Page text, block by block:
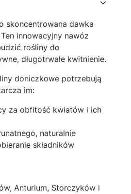
skoncentrowana dawka
innowacyjny nawóz
rośliny do
długotrwałe kwitnienie.
doniczkowe potrzebują
im:
za obfitość kwiatów i ich
naturalnie
składników
Anturium, Storczyków i